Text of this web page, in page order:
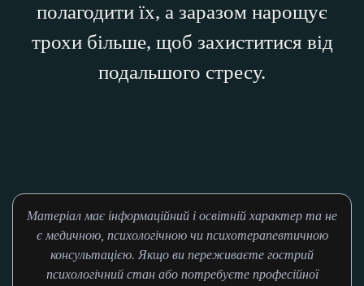
полагодити їх, а заразом нарощує
трохи більше, щоб захиститися від
подальшого стресу.
Матеріал має інформаційний і освітній характер та не
є медичною, психологічною чи психотерапевтичною
консультацією. Якщо ви переживаєте гострий
психологічний стан або потребуєте професійної